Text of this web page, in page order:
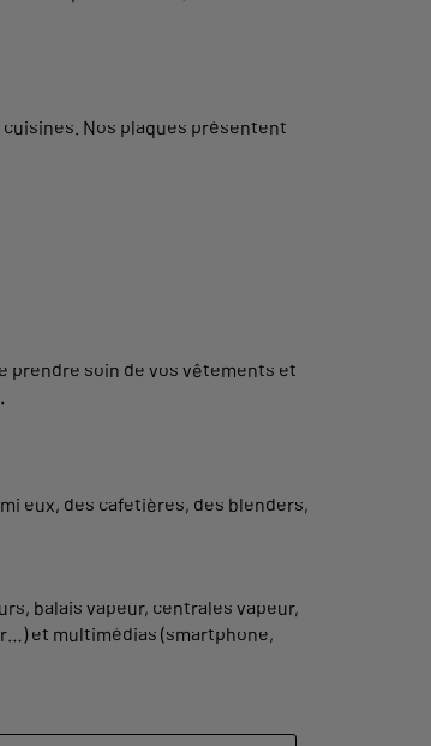
Nos plaques présentent
prendre soin de vos vêtements et
eux, des cafetières, des blenders,
balais vapeur, centrales vapeur,
et multimédias (smartphone,